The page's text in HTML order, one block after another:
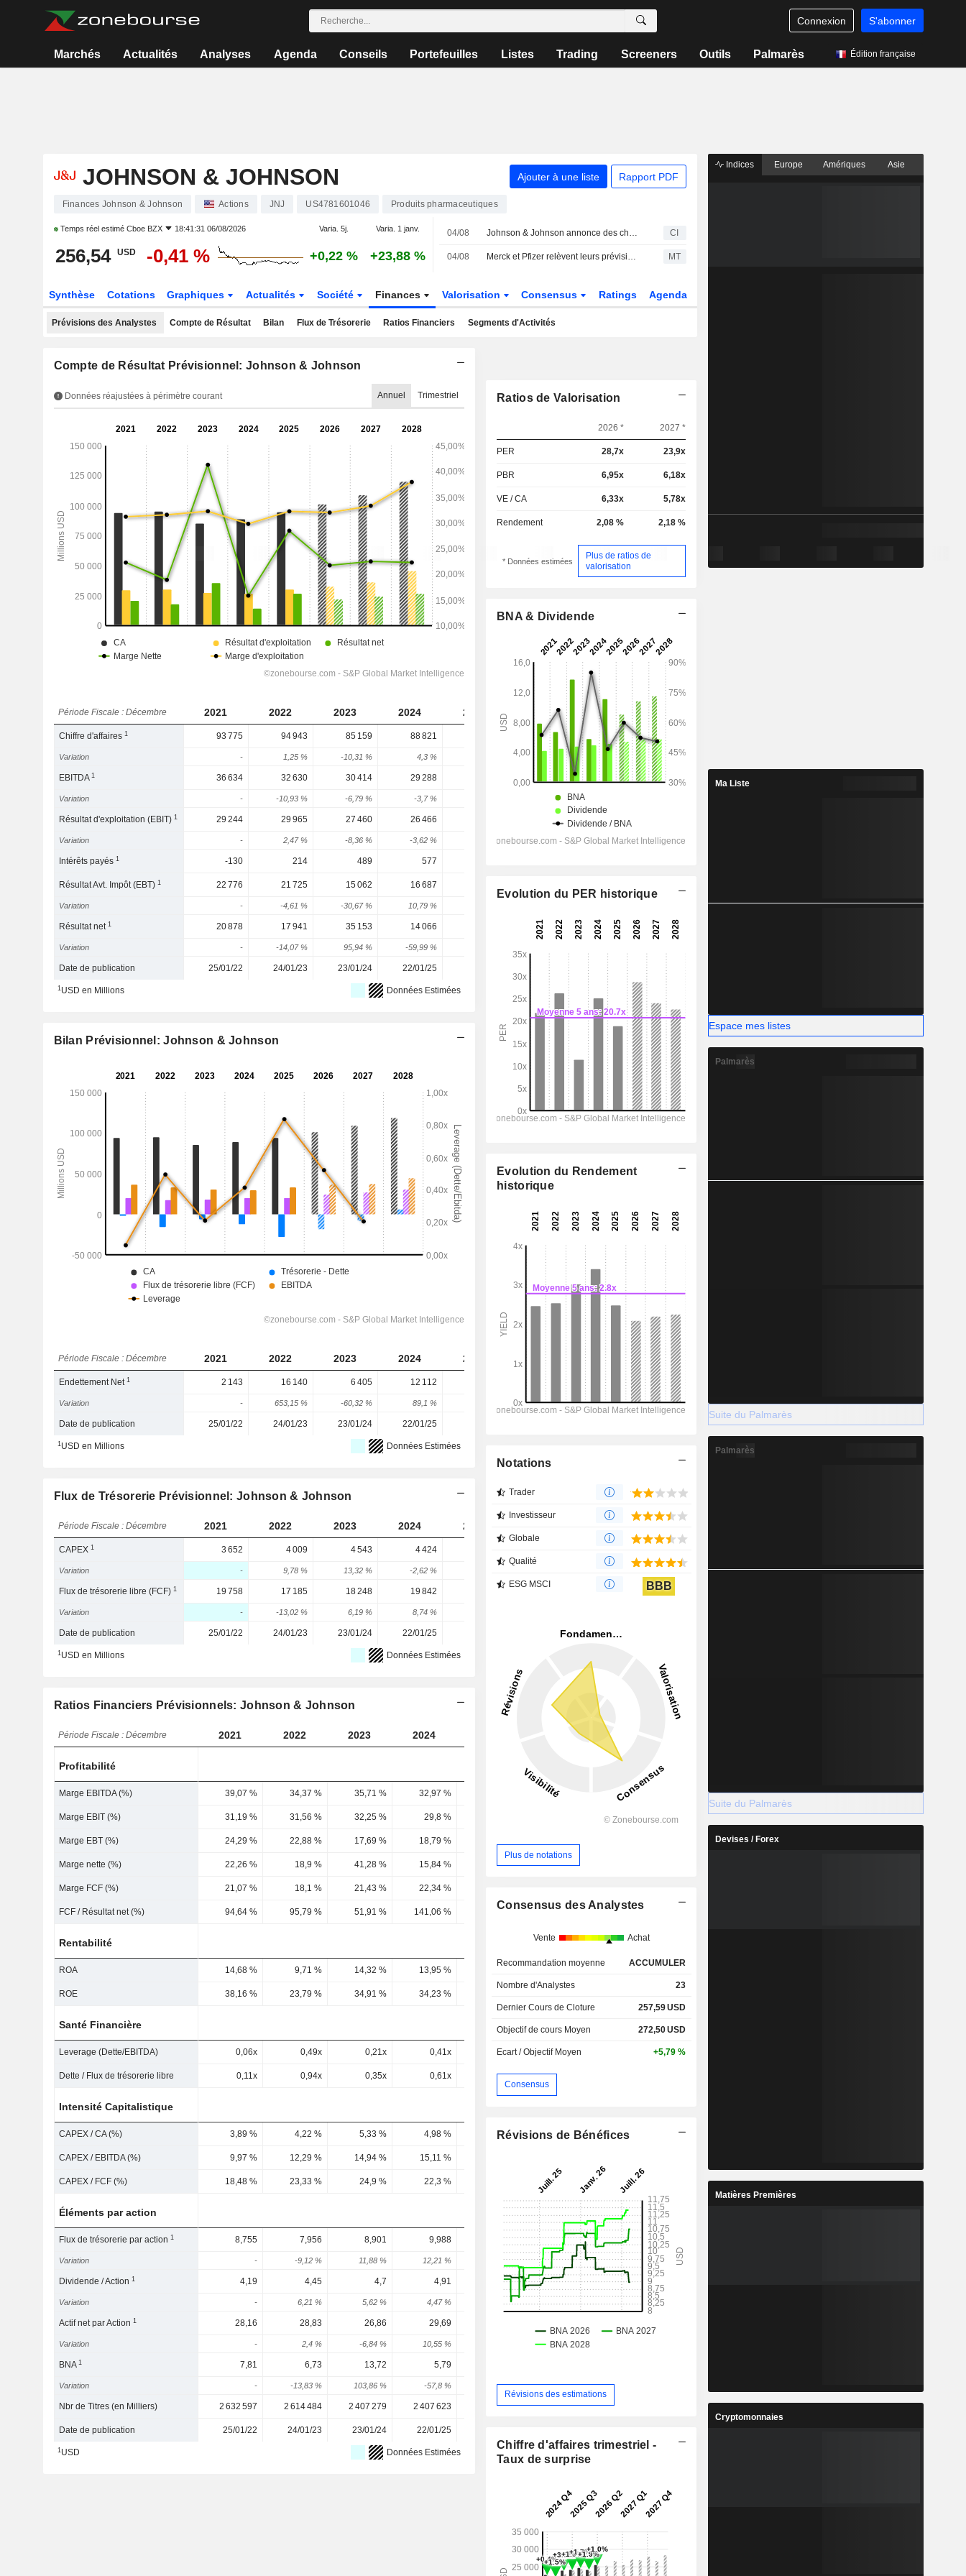
Connexion S'abonner
Marchés Actualités Analyses Agenda Conseils Portefeuilles Listes Trading Screeners Outils Palmarès Édition française
JOHNSON & JOHNSON Ajouter à une liste Rapport PDF
Finances Johnson & Johnson Actions JNJ US4781601046 Produits pharmaceutiques
Temps réel estimé Cboe BZX 18:41:31 06/08/2026 Varia. 5j. Varia. 1 janv.
256,54 USD -0,41 % +0,22 % +23,88 %
04/08 Johnson & Johnson annonce des changements au sein de sa direction CI
04/08 Merck et Pfizer relèvent leurs prévisions de ventes annuelles après des résultats supérieurs aux attentes au deuxième trimestre MT
Synthèse Cotations Graphiques Actualités Société Finances Valorisation Consensus Ratings Agenda
Prévisions des Analystes Compte de Résultat Bilan Flux de Trésorerie Ratios Financiers Segments d'Activités
Compte de Résultat Prévisionnel: Johnson & Johnson
Données réajustées à périmètre courant Annuel Trimestriel
Période Fiscale : Décembre 2021 2022 2023 2024 2025 2026 2027 2028
Chiffre d'affaires1 93 775 94 943 85 159 88 821 101 121 108 768 118 944
Variation - 1,25 % -10,31 % 4,3 % 7,36 % 7,56 % 9,36 %
EBITDA1 36 634 32 630 30 414 29 288 36 160 37 470 44 128
Variation - -10,93 % -6,79 % -3,7 % 8,72 %
Résultat d'exploitation (EBIT)1 29 244 29 965 27 460 26 466 32 351 36 243
Variation - 2,47 % -8,36 % -3,62 % 14,71 % 6,56 % 12,03 % 25,44 %
Intérêts payés1 -130 214 489 577
Résultat Avt. Impôt (EBT)1 22 776 21 725 15 062 16 687
Variation - -4,61 % -30,67 % 10,79 %
Résultat net1 20 878 17 941 35 153 14 066 21 967 24 463 26 708
Variation - -14,07 % 95,94 % -59,99 %
Date de publication 25/01/22 24/01/23 23/01/24 22/01/25
1USD en Millions Données Estimées
Bilan Prévisionnel: Johnson & Johnson
Période Fiscale : Décembre 2021 2022 2023 2024 2025 2026 2027 2028
Endettement Net1 2 143 16 140 6 405 12 112 18 852 7 699 -5 881
Variation - 653,15 % -60,32 % 89,1 % -32,19 % -59,16 % -176,39 %
Date de publication 25/01/22 24/01/23 23/01/24 22/01/25
1USD en Millions Données Estimées
Flux de Trésorerie Prévisionnel: Johnson & Johnson
Période Fiscale : Décembre 2021 2022 2023 2024 2025
CAPEX1 3 652 4 009 4 543 4 424
Variation - 9,78 % 13,32 % -2,62 %
Flux de trésorerie libre (FCF)1 19 758 17 185 18 248 19 842 19 698 27 131 29 981
Variation - -13,02 % 6,19 % 8,74 %
Date de publication 25/01/22 24/01/23 23/01/24 22/01/25 -
1USD en Millions Données Estimées
Ratios Financiers Prévisionnels: Johnson & Johnson
Période Fiscale : Décembre 2021 2022 2023 2024 2027
Profitabilité
Marge EBITDA (%) 39,07 % 34,37 % 35,71 % 32,97 % 35,76 % 34,45 % 37,1 %
Marge EBIT (%) 31,19 % 31,56 % 32,25 % 29,8 % 33,32 % 38,22 %
Marge EBT (%) 24,29 % 22,88 % 17,69 % 18,79 %
Marge nette (%) 22,26 % 18,9 % 41,28 % 15,84 % 28,46 % 21,72 %
Marge FCF (%) 21,07 % 18,1 % 21,43 % 22,34 %
FCF / Résultat net (%) 94,64 % 95,79 % 51,91 % 141,06 % 73,49 % 109,5 % 110,9 %
Rentabilité
ROA 14,68 % 9,71 % 14,32 % 13,95 %
ROE 38,16 % 23,79 % 34,91 % 34,23 %
Santé Financière
Leverage (Dette/EBITDA) 0,06x 0,49x 0,21x 0,41x 0,84x 0,52x
Dette / Flux de trésorerie libre 0,11x 0,94x 0,35x 0,61x 1,41x
Intensité Capitalistique
CAPEX / CA (%) 3,89 % 4,22 % 5,33 % 4,98 % 5,13 % 3,96 % 3,68 % 3,36 %
CAPEX / EBITDA (%) 9,97 % 12,29 % 14,94 % 15,11 %
CAPEX / FCF (%) 18,48 % 23,33 % 24,9 % 22,3 % 16,63 % 14,74 % 13,34 %
Éléments par action
Flux de trésorerie par action1 8,755 7,956 8,901 9,988 10,1 12,38 13,74
Variation - -9,12 % 11,88 % 12,21 % 1,09 % 22,65 % 10,94 % 20,95 %
Dividende / Action1 4,19 4,45 4,7 4,91 5,14 5,37 5,628
Variation - 6,21 % 5,62 % 4,47 % 4,68 % 4,48 % 4,8 %
Actif net par Action1 28,16 28,83 26,86 29,69
Variation - 2,4 % -6,84 % 10,55 % 9,48 %
BNA1 7,81 6,73 13,72 5,79
Variation - -13,83 % 103,86 % -57,8 % 90,5 % -18,5 %
Nbr de Titres (en Milliers) 2 632 597 2 614 484 2 407 279 2 407 623 2 409 295 2 409 899 2 409 899 2 409 899
Date de publication 25/01/22 24/01/23 23/01/24 22/01/25
1USD Données Estimées
Ratios de Valorisation
2026 * 2027 *
PER 28,7x 23,9x
PBR 6,95x 6,18x
VE / CA 6,33x 5,78x
Rendement 2,08 % 2,18 %
* Données estimées
Plus de ratios de
valorisation
BNA & Dividende
Evolution du PER historique
Evolution du Rendement
historique
Notations
Trader
Investisseur
Globale
Qualité
ESG MSCI BBB
Plus de notations
Consensus des Analystes
Vente Achat
Recommandation moyenne ACCUMULER
Nombre d'Analystes 23
Dernier Cours de Cloture 257,59USD
Objectif de cours Moyen 272,50USD
Ecart / Objectif Moyen +5,79 %
Consensus
Révisions de Bénéfices
Révisions des estimations
Chiffre d'affaires trimestriel -
Taux de surprise
Indices Europe Amériques Asie
Ma Liste
Espace mes listes
Palmarès
Suite du Palmarès
Palmarès
Suite du Palmarès
Devises / Forex
Matières Premières
Cryptomonnaies